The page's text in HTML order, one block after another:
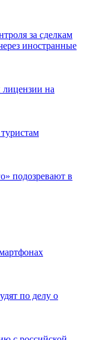
за сделкам
иностранные
лицензии на
подозревают в
по делу о